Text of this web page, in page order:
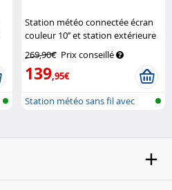
Station météo connectée écran
couleur 10’’ et station extérieure
Infactory
269,90€ Prix conseillé
139,95€
Station météo sans fil avec